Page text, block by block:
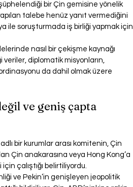
bir Çin gemisine yönelik
talebe henüz yanıt vermediğini
ile soruşturmada iş birliği yapmak için
nasıl bir çekişme kaynağı
diplomatik misyonların,
da dahil olmak üzere
ve geniş çapta
bir kurumlar arası komitenin, Çin
Çin anakarasına veya Hong Kong’a
çalıştığı belirtiliyordu.
ve Pekin’in genişleyen jeopolitik